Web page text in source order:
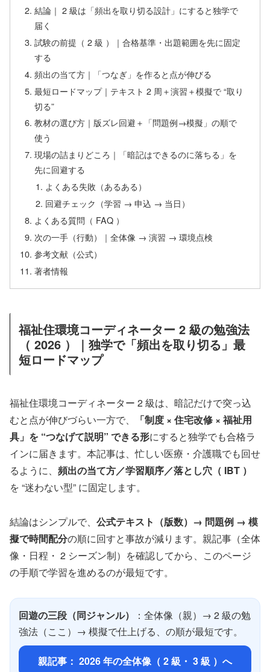
結論｜ 2 級は「頻出を取り切る設計」にすると独学で
届く
試験の前提（ 2 級 ）｜合格基準・出題範囲を先に固定
する
頻出の当て方｜「つなぎ」を作ると点が伸びる
最短ロードマップ｜テキスト 2 周＋演習＋模擬で “取り
切る”
教材の選び方｜版ズレ回避＋「問題例→模擬」の順で
使う
現場の詰まりどころ｜「暗記はできるのに落ちる」を
先に回避する
よくある失敗（あるある）
回避チェック（学習 → 申込 → 当日）
よくある質問（ FAQ ）
次の一手（行動）｜全体像 → 演習 → 環境点検
参考文献（公式）
著者情報
福祉住環境コーディネーター 2 級の勉強法
（ 2026 ）｜独学で「頻出を取り切る」最
短ロードマップ
福祉住環境コーディネーター 2 級は、暗記だけで突っ込
むと点が伸びづらい一方で、
「制度 × 住宅改修 × 福祉用
具」を “つなげて説明” できる形にすると独学でも合格ラ
インに届きます。本記事は、忙しい医療・介護職でも回せ
るように、 頻出の当て方／学習順序／落とし穴（ IBT ）
を “迷わない型” に固定します。
結論はシンプルで、 公式テキスト（版数）→ 問題例 → 模
擬で時間配分の順に回すと事故が減ります。親記事（全体
像・日程・ 2 シーズン制）を確認してから、このページ
の手順で学習を進めるのが最短です。
回遊の三段（同ジャンル）
：全体像（親）→ 2 級の勉
強法（ここ）→ 模擬で仕上げる、の順が最短です。
親記事： 2026 年の全体像（ 2 級・ 3 級 ）へ